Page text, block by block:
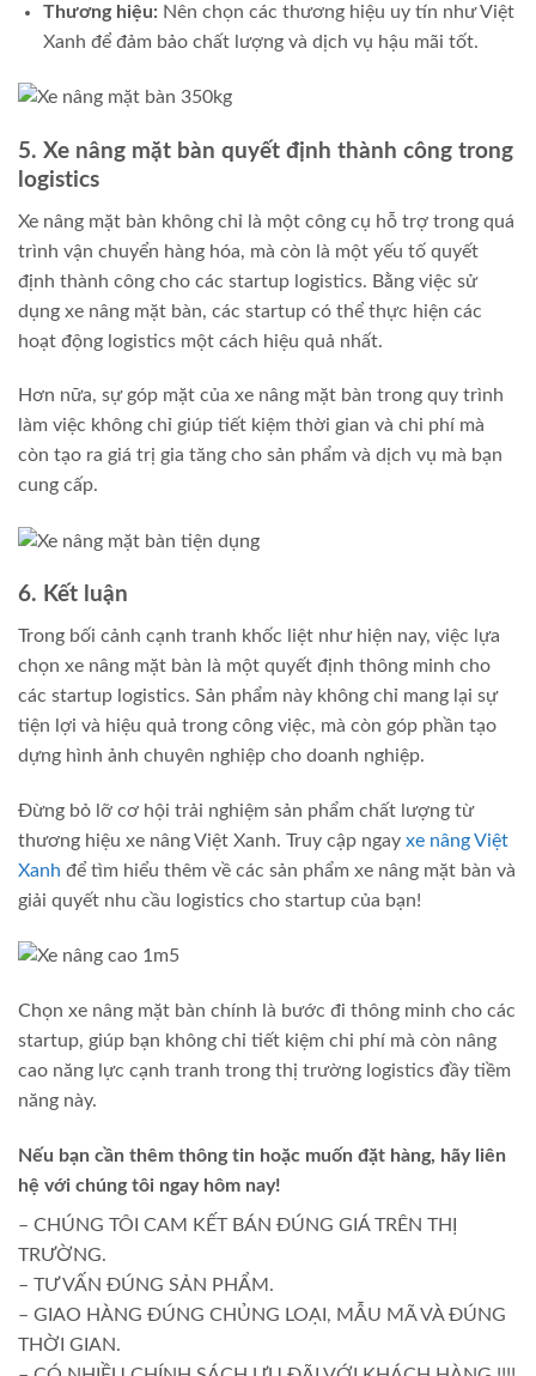
Thương hiệu: Nên chọn các thương hiệu uy tín như Việt
Xanh để đảm bảo chất lượng và dịch vụ hậu mãi tốt.
5. Xe nâng mặt bàn quyết định thành công trong
logistics
Xe nâng mặt bàn không chỉ là một công cụ hỗ trợ trong quá
trình vận chuyển hàng hóa, mà còn là một yếu tố quyết
định thành công cho các startup logistics. Bằng việc sử
dụng xe nâng mặt bàn, các startup có thể thực hiện các
hoạt động logistics một cách hiệu quả nhất.
Hơn nữa, sự góp mặt của xe nâng mặt bàn trong quy trình
làm việc không chỉ giúp tiết kiệm thời gian và chi phí mà
còn tạo ra giá trị gia tăng cho sản phẩm và dịch vụ mà bạn
cung cấp.
6. Kết luận
Trong bối cảnh cạnh tranh khốc liệt như hiện nay, việc lựa
chọn xe nâng mặt bàn là một quyết định thông minh cho
các startup logistics. Sản phẩm này không chỉ mang lại sự
tiện lợi và hiệu quả trong công việc, mà còn góp phần tạo
dựng hình ảnh chuyên nghiệp cho doanh nghiệp.
Đừng bỏ lỡ cơ hội trải nghiệm sản phẩm chất lượng từ
thương hiệu xe nâng Việt Xanh. Truy cập ngay xe nâng Việt
Xanh để tìm hiểu thêm về các sản phẩm xe nâng mặt bàn và
giải quyết nhu cầu logistics cho startup của bạn!
Chọn xe nâng mặt bàn chính là bước đi thông minh cho các
startup, giúp bạn không chỉ tiết kiệm chi phí mà còn nâng
cao năng lực cạnh tranh trong thị trường logistics đầy tiềm
năng này.
Nếu bạn cần thêm thông tin hoặc muốn đặt hàng, hãy liên
hệ với chúng tôi ngay hôm nay!
– CHÚNG TÔI CAM KẾT BÁN ĐÚNG GIÁ TRÊN THỊ
TRƯỜNG.
– TƯ VẤN ĐÚNG SẢN PHẨM.
– GIAO HÀNG ĐÚNG CHỦNG LOẠI, MẪU MÃ VÀ ĐÚNG
THỜI GIAN.